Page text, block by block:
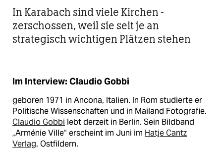
In Karabach sind viele Kirchen ­
zerschossen, weil sie seit je an
strategisch wichtigen Plätzen stehen
Im Interview: Claudio Gobbi
geboren 1971 in Ancona, Italien. In Rom studierte er
Politische Wissenschaften und in Mailand Fotografie.
Claudio Gobbi lebt derzeit in Berlin. Sein Bildband
„Arménie Ville“ erscheint im Juni im Hatje Cantz
Verlag, Ostfildern.